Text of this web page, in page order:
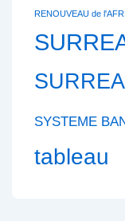
RENOUVEAU de
SYSTEME
tableau